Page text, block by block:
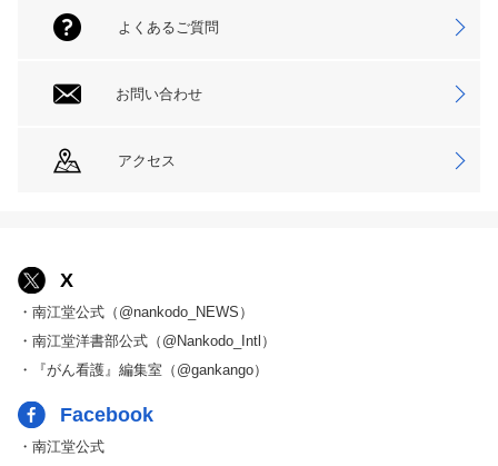
よくあるご質問
お問い合わせ
アクセス
X
・南江堂公式（@nankodo_NEWS）
・南江堂洋書部公式（@Nankodo_Intl）
・『がん看護』編集室（@gankango）
Facebook
・南江堂公式